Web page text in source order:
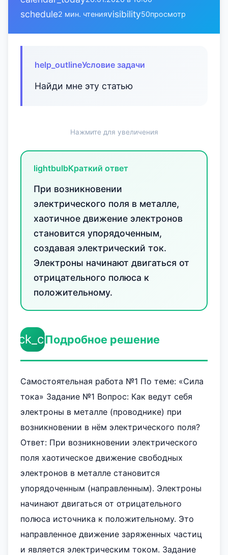
schedule2 мин. чтенияvisibility50просмотр
help_outlineУсловие задачи
Найди мне эту статью
Нажмите для увеличения
lightbulbКраткий ответ
При возникновении
электрического поля в металле,
хаотичное движение электронов
становится упорядоченным,
создавая электрический ток.
Электроны начинают двигаться от
отрицательного полюса к
положительному.
Подробное решение
Самостоятельная работа №1 По теме: «Сила
тока» Задание №1 Вопрос: Как ведут себя
электроны в металле (проводнике) при
возникновении в нём электрического поля?
Ответ: При возникновении электрического
поля хаотическое движение свободных
электронов в металле становится
упорядоченным (направленным). Электроны
начинают двигаться от отрицательного
полюса источника к положительному. Это
направленное движение заряженных частиц
и является электрическим током. Задание